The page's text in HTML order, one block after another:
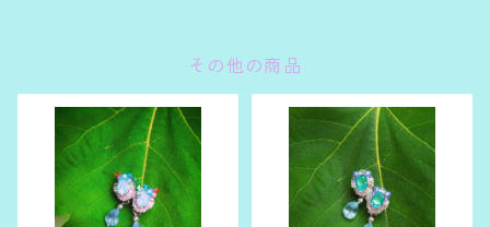
その他の商品